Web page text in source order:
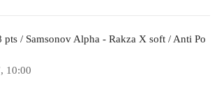
pts / Samsonov Alpha - Rakza X soft / Anti Po
10:00